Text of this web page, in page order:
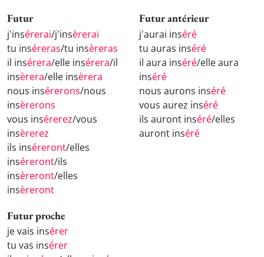
Futur
j'insérerai/j'insèrerai
tu inséreras/tu insèreras
il insérera/elle insérera/il
insèrera/elle insèrera
nous insérerons/nous
insèrerons
vous insérerez/vous
insèrerez
ils inséreront/elles
inséreront/ils
insèreront/elles
insèreront
Futur antérieur
j'aurai inséré
tu auras inséré
il aura inséré/elle aura
inséré
nous aurons inséré
vous aurez inséré
ils auront inséré/elles
auront inséré
Futur proche
je vais insérer
tu vas insérer